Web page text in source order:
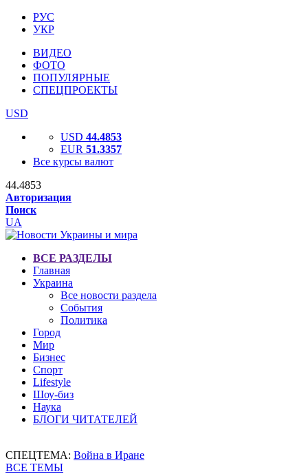
РУС
УКР
ВИДЕО
ФОТО
ПОПУЛЯРНЫЕ
СПЕЦПРОЕКТЫ
USD
USD 44.4853
EUR 51.3357
Все курсы валют
44.4853
Авторизация
Поиск
UA
ВСЕ РАЗДЕЛЫ
Главная
Украина
Все новости раздела
События
Политика
Город
Мир
Бизнес
Спорт
Lifestyle
Шоу-биз
Наука
БЛОГИ ЧИТАТЕЛЕЙ
СПЕЦТЕМА: Война в Иране
ВСЕ ТЕМЫ